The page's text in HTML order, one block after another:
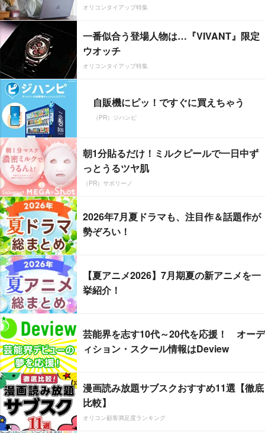
オリコンタイアップ特集
一番似合う登場人物は…『VIVANT』限定
ウオッチ
オリコンタイアップ特集
自販機にピッ！ですぐに買えちゃう
（PR）ジハンピ
朝1分貼るだけ！ミルクピールで一日中ず
っとうるツヤ肌
（PR）サボリーノ
2026年7月夏ドラマも、注目作＆話題作が
勢ぞろい！
【夏アニメ2026】7月期夏の新アニメを一
挙紹介！
芸能界を志す10代～20代を応援！ オーデ
ィション・スクール情報はDeview
漫画読み放題サブスクおすすめ11選【徹底
比較】
オリコン顧客満足度ランキング